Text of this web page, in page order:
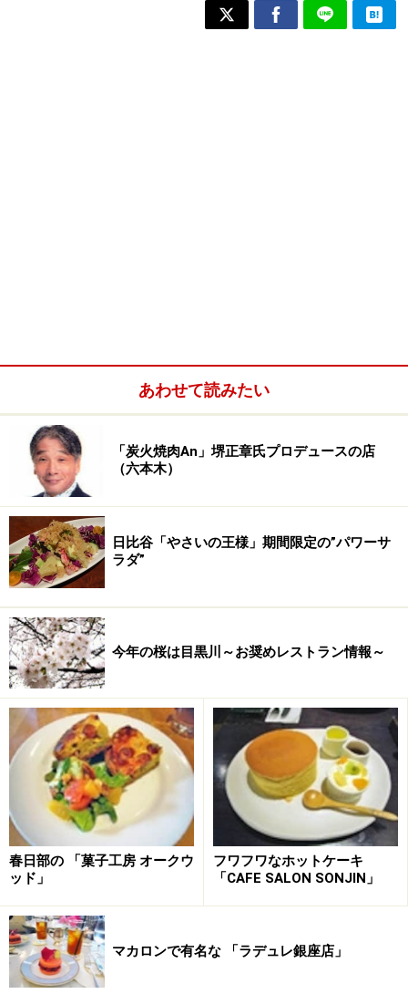
あわせて読みたい
「炭火焼肉An」堺正章氏プロデュースの店
（六本木）
日比谷「やさいの王様」期間限定の”パワーサ
ラダ”
今年の桜は目黒川～お奨めレストラン情報～
春日部の 「菓子工房 オークウ
ッド」
フワフワなホットケーキ
「CAFE SALON SONJIN」
マカロンで有名な 「ラデュレ銀座店」